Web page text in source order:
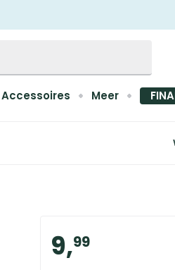
Accessoires Meer
9,99